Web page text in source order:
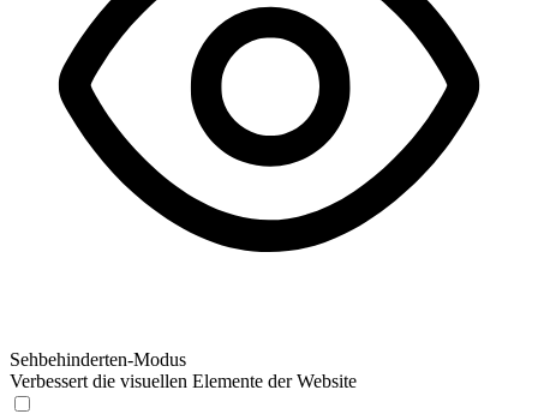
Sehbehinderten-Modus
Verbessert die visuellen Elemente der Website